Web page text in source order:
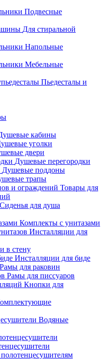
Подвесные
Для стиральной
Напольные
Мебельные
Пьедесталы и
кабины
уголки
двери
Душевые перегородки
Душевые поддоны
трапы
Товары для
Сиденья для душа
Комплекты с унитазами
Инсталляции для
в стену
Инсталляции для биде
Рамы для раковин
Рамы для писсуаров
Кнопки для
Водяные